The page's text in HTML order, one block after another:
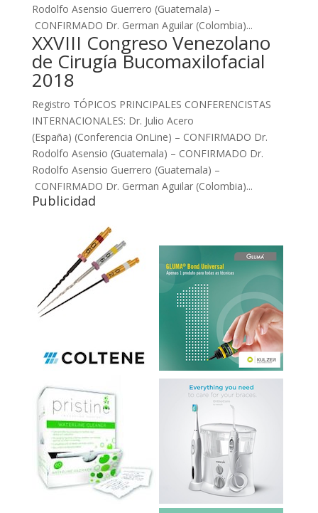
Rodolfo Asensio Guerrero (Guatemala) –
CONFIRMADO Dr. German Aguilar (Colombia)...
XXVIII Congreso Venezolano
de Cirugía Bucomaxilofacial
2018
Registro TÓPICOS PRINCIPALES CONFERENCISTAS
INTERNACIONALES: Dr. Julio Acero
(España) (Conferencia OnLine) – CONFIRMADO Dr.
Rodolfo Asensio (Guatemala) – CONFIRMADO Dr.
Rodolfo Asensio Guerrero (Guatemala) –
CONFIRMADO Dr. German Aguilar (Colombia)...
Publicidad